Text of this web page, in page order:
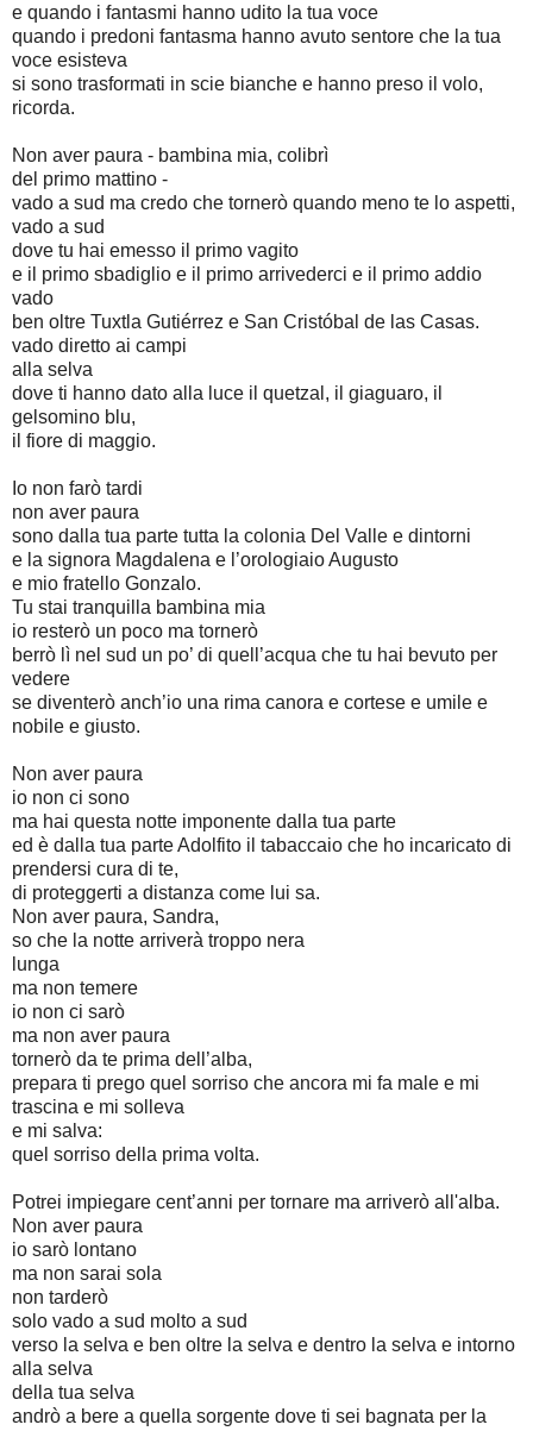
e quando i fantasmi hanno udito la tua voce
quando i predoni fantasma hanno avuto sentore che la tua
voce esisteva
si sono trasformati in scie bianche e hanno preso il volo,
ricorda.
Non aver paura - bambina mia, colibrì
del primo mattino -
vado a sud ma credo che tornerò quando meno te lo aspetti,
vado a sud
dove tu hai emesso il primo vagito
e il primo sbadiglio e il primo arrivederci e il primo addio
vado
ben oltre Tuxtla Gutiérrez e San Cristóbal de las Casas.
vado diretto ai campi
alla selva
dove ti hanno dato alla luce il quetzal, il giaguaro, il
gelsomino blu,
il fiore di maggio.
Io non farò tardi
non aver paura
sono dalla tua parte tutta la colonia Del Valle e dintorni
e la signora Magdalena e l’orologiaio Augusto
e mio fratello Gonzalo.
Tu stai tranquilla bambina mia
io resterò un poco ma tornerò
berrò lì nel sud un po’ di quell’acqua che tu hai bevuto per
vedere
se diventerò anch’io una rima canora e cortese e umile e
nobile e giusto.
Non aver paura
io non ci sono
ma hai questa notte imponente dalla tua parte
ed è dalla tua parte Adolfito il tabaccaio che ho incaricato di
prendersi cura di te,
di proteggerti a distanza come lui sa.
Non aver paura, Sandra,
so che la notte arriverà troppo nera
lunga
ma non temere
io non ci sarò
ma non aver paura
tornerò da te prima dell’alba,
prepara ti prego quel sorriso che ancora mi fa male e mi
trascina e mi solleva
e mi salva:
quel sorriso della prima volta.
Potrei impiegare cent’anni per tornare ma arriverò all'alba.
Non aver paura
io sarò lontano
ma non sarai sola
non tarderò
solo vado a sud molto a sud
verso la selva e ben oltre la selva e dentro la selva e intorno
alla selva
della tua selva
andrò a bere a quella sorgente dove ti sei bagnata per la